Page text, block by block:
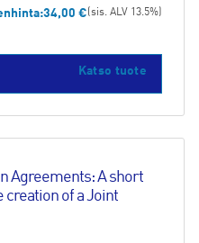
34,00 € (sis. ALV 13.5%)
Katso tuote
Agreements: A short
creation of a Joint